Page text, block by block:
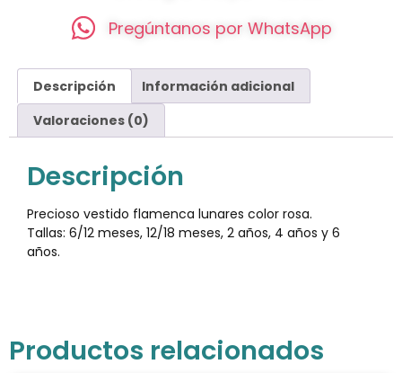
Pregúntanos por WhatsApp
Descripción
Información adicional
Valoraciones (0)
Descripción
Precioso vestido flamenca lunares color rosa.
Tallas: 6/12 meses, 12/18 meses, 2 años, 4 años y 6
años.
Productos relacionados